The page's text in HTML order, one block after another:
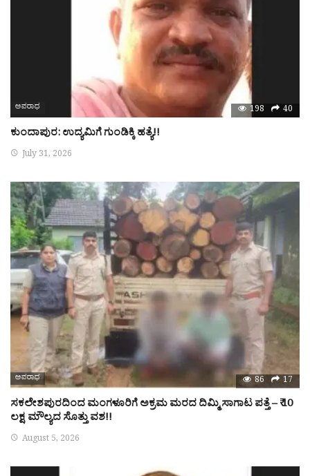
ಅಪರಾಧ 198 40
ಕುಂದಾಪುರ: ಉದ್ಯಮಿಗೆ ಗುಂಡಿಕ್ಕಿ ಹತ್ಯೆ!!
July 31, 2026
ಅಪರಾಧ 86 17
ಸಕಲೇಶಪುರದಿಂದ ಮಂಗಳೂರಿಗೆ ಅಕ್ರಮ ಮರದ ದಿಮ್ಮಿ ಸಾಗಾಟ ಪತ್ತೆ – ₹ 10
ಲಕ್ಷ ಮೌಲ್ಯದ ಸೊತ್ತು ವಶ!!
August 5, 2026